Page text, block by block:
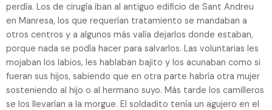
perdía. Los de cirugía iban al antiguo edificio de Sant Andreu
en Manresa, los que requerían tratamiento se mandaban a
otros centros y a algunos más valía dejarlos donde estaban,
porque nada se podía hacer para salvarlos. Las voluntarias les
mojaban los labios, les hablaban bajito y los acunaban como si
fueran sus hijos, sabiendo que en otra parte habría otra mujer
sosteniendo al hijo o al hermano suyo. Más tarde los camilleros
se los llevarían a la morgue. El soldadito tenía un agujero en el